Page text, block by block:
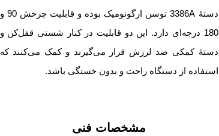
دستۀ 3386A توسن ارگونومیک بوده و قابلیت چرخش 90 و
180 درجه‌ای دارد. این دو قابلیت در کنار شستی قفل‌کن و
دستۀ کمکی ضد لرزش قرار می‌گیرند و کمک می‌کنند که
استفاده از دستگاه راحت و بدون خستگی باشد.
مشخصات فنی